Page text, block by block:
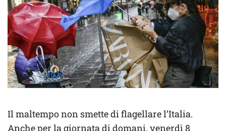
Il maltempo non smette di flagellare l’Italia.
Anche per la giornata di domani, venerdì 8